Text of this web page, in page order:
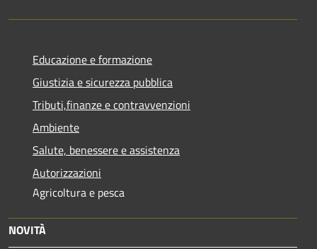
Educazione e formazione
Giustizia e sicurezza pubblica
Tributi,finanze e contravvenzioni
Ambiente
Salute, benessere e assistenza
Autorizzazioni
Agricoltura e pesca
NOVITÀ